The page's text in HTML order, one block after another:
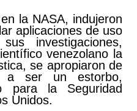
la NASA, indujeron
aplicaciones de uso
investigaciones,
venezolano la
se apropiaron de
ser un estorbo,
para la Seguridad
Unidos.